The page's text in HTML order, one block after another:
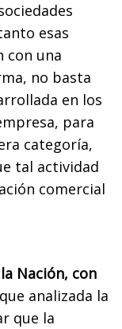
esas
con una
no basta
en los
para
categoría,
tal actividad
comercial
Nación, con
analizada la
que la